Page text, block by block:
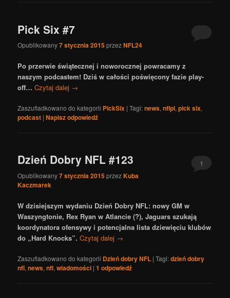
Pick Six #7
Opublikowany7 stycznia 2015przezNFL24
Po przerwie świątecznej i noworocznej powracamy z
naszym podcastem! Dziś w całości poświęcony fazie play-
off… Czytaj dalej →
Zaszufladkowano do kategorii PickSix |Tagi:news,nflpl,pick six,
podcast |Napisz odpowiedź
Dzień Dobry NFL #123
Opublikowany7 stycznia 2015przezKuba
Kaczmarek
1
W dzisiejszym wydaniu Dzień Dobry NFL: nowy GM w
Waszyngtonie, Rex Ryan w Atlancie (?), Jaguars szukają
koordynatora ofensywy i potencjalna lista dziewięciu klubów
do „Hard Knocks”. Czytaj dalej →
Zaszufladkowano do kategorii Dzień dobry NFL |Tagi:dzień dobry
nfl,news,nfl,wiadomości |1 odpowiedź